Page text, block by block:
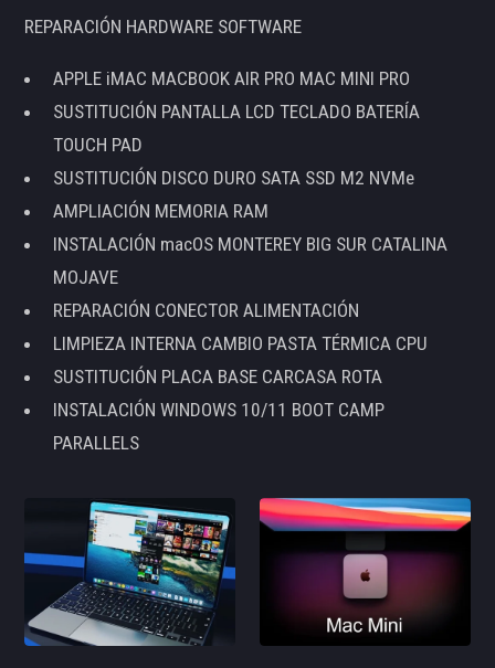
REPARACIÓN HARDWARE SOFTWARE
APPLE iMAC MACBOOK AIR PRO MAC MINI PRO
SUSTITUCIÓN PANTALLA LCD TECLADO BATERÍA
TOUCH PAD
SUSTITUCIÓN DISCO DURO SATA SSD M2 NVMe
AMPLIACIÓN MEMORIA RAM
INSTALACIÓN macOS MONTEREY BIG SUR CATALINA
MOJAVE
REPARACIÓN CONECTOR ALIMENTACIÓN
LIMPIEZA INTERNA CAMBIO PASTA TÉRMICA CPU
SUSTITUCIÓN PLACA BASE CARCASA ROTA
INSTALACIÓN WINDOWS 10/11 BOOT CAMP
PARALLELS